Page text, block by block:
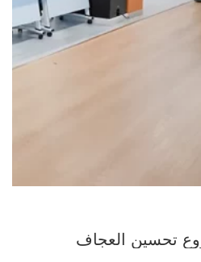
تحسين العجاف